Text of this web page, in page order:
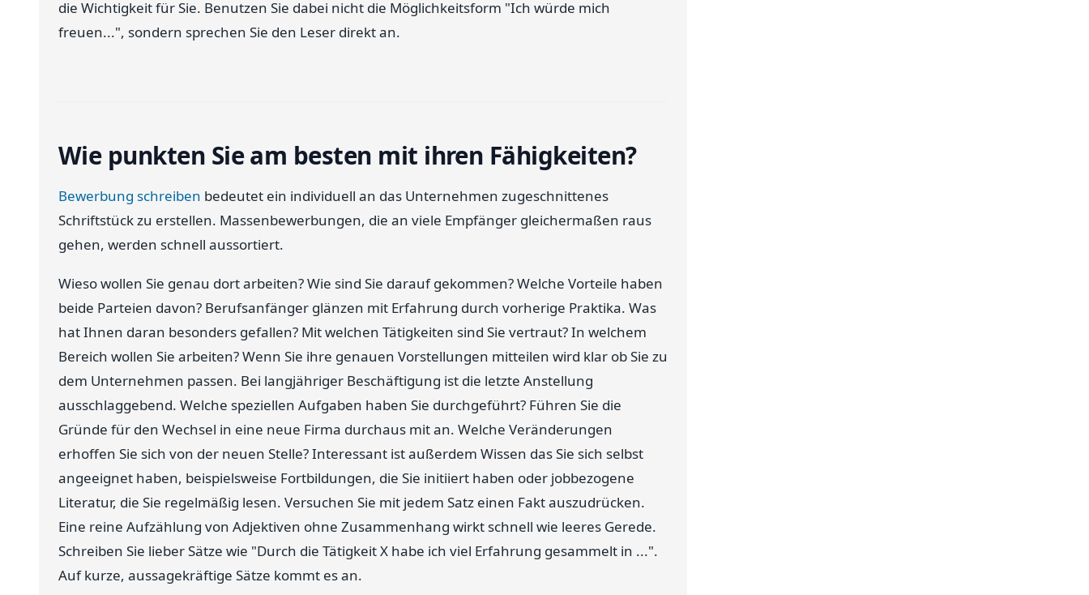
die Wichtigkeit für Sie. Benutzen Sie dabei nicht die Möglichkeitsform "Ich würde mich
freuen...", sondern sprechen Sie den Leser direkt an.
Wie punkten Sie am besten mit ihren Fähigkeiten?
Bewerbung schreiben bedeutet ein individuell an das Unternehmen zugeschnittenes
Schriftstück zu erstellen. Massenbewerbungen, die an viele Empfänger gleichermaßen raus
gehen, werden schnell aussortiert.
Wieso wollen Sie genau dort arbeiten? Wie sind Sie darauf gekommen? Welche Vorteile haben
beide Parteien davon? Berufsanfänger glänzen mit Erfahrung durch vorherige Praktika. Was
hat Ihnen daran besonders gefallen? Mit welchen Tätigkeiten sind Sie vertraut? In welchem
Bereich wollen Sie arbeiten? Wenn Sie ihre genauen Vorstellungen mitteilen wird klar ob Sie zu
dem Unternehmen passen. Bei langjähriger Beschäftigung ist die letzte Anstellung
ausschlaggebend. Welche speziellen Aufgaben haben Sie durchgeführt? Führen Sie die
Gründe für den Wechsel in eine neue Firma durchaus mit an. Welche Veränderungen
erhoffen Sie sich von der neuen Stelle? Interessant ist außerdem Wissen das Sie sich selbst
angeeignet haben, beispielsweise Fortbildungen, die Sie initiiert haben oder jobbezogene
Literatur, die Sie regelmäßig lesen. Versuchen Sie mit jedem Satz einen Fakt auszudrücken.
Eine reine Aufzählung von Adjektiven ohne Zusammenhang wirkt schnell wie leeres Gerede.
Schreiben Sie lieber Sätze wie "Durch die Tätigkeit X habe ich viel Erfahrung gesammelt in ...".
Auf kurze, aussagekräftige Sätze kommt es an.